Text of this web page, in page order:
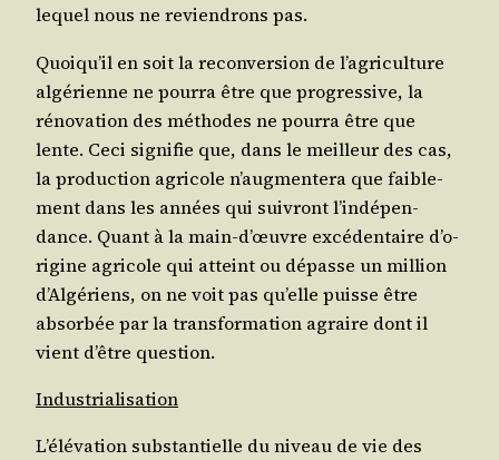
lequel nous ne revien­drons pas.
Quoi­qu’il en soit la recon­ver­sion de l’a­gri­cul­ture
algé­rienne ne pour­ra être que pro­gres­sive, la
réno­va­tion des méthodes ne pour­ra être que
lente. Ceci signi­fie que, dans le meilleur des cas,
la pro­duc­tion agri­cole n’aug­men­te­ra que fai­ble­
ment dans les années qui sui­vront l’in­dé­pen­
dance. Quant à la main-d’œuvre excé­den­taire d’o­
ri­gine agri­cole qui atteint ou dépasse un mil­lion
d’Al­gé­riens, on ne voit pas qu’elle puisse être
absor­bée par la trans­for­ma­tion agraire dont il
vient d’être question.
Indus­tria­li­sa­tion
L’é­lé­va­tion sub­stan­tielle du niveau de vie des